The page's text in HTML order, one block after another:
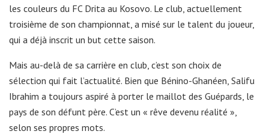
les couleurs du FC Drita au Kosovo. Le club, actuellement
troisième de son championnat, a misé sur le talent du joueur,
qui a déjà inscrit un but cette saison.
Mais au-delà de sa carrière en club, c’est son choix de
sélection qui fait l’actualité. Bien que Bénino-Ghanéen, Salifu
Ibrahim a toujours aspiré à porter le maillot des Guépards, le
pays de son défunt père. C’est un « rêve devenu réalité »,
selon ses propres mots.